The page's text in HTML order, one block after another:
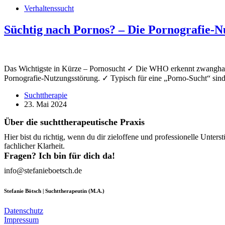
Verhaltenssucht
Süchtig nach Pornos? – Die Pornografie-
Das Wichtigste in Kürze – Pornosucht ✓ Die WHO erkennt
Pornografie-Nutzungsstörung. ✓ Typisch für eine „Porno-Sucht“
Suchttherapie
23. Mai 2024
Über die suchttherapeutische Praxis
Hier bist du richtig, wenn du dir zieloffene und professionelle
fachlicher Klarheit.
Fragen? Ich bin für dich da!
info@stefanieboetsch.de
Stefanie Bötsch | Suchttherapeutin (M.A.)
Datenschutz
Impressum